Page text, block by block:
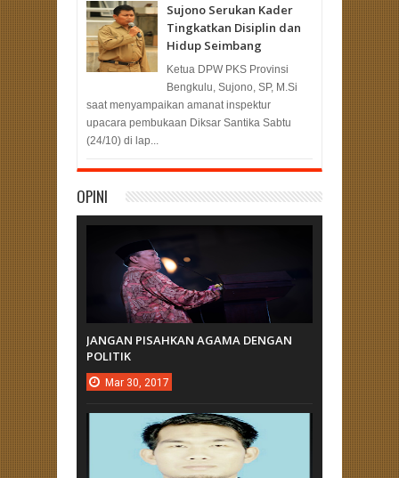
Sujono Serukan Kader
Tingkatkan Disiplin dan
Hidup Seimbang
Ketua DPW PKS Provinsi
Bengkulu, Sujono, SP, M.Si
saat menyampaikan amanat inspektur
upacara pembukaan Diksar Santika Sabtu
(24/10) di lap...
OPINI
JANGAN PISAHKAN AGAMA DENGAN
POLITIK
Mar 30, 2017